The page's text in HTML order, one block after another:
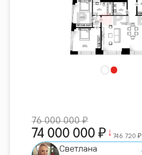
76 000 000
74 000 000 746 720
Светлана